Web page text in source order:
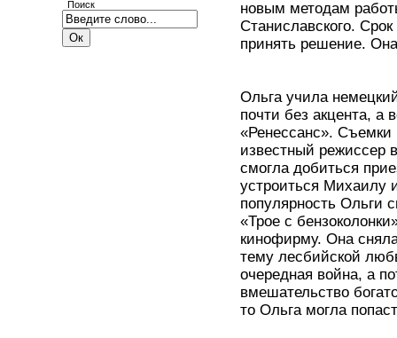
Поиск
новым методам
Станиславского.
принять решение.
Ольга учила
почти без акцента, а
«Ренессанс». Съемки
известный режиссер
смогла добиться
устроиться Михаилу
популярность Ольги
«Трое с
кинофирму. Она
тему лесбийской
очередная война, а
вмешательство
то Ольга могла